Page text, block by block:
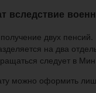
вследствие
двух пенсий.
на два
следует в
можно оформить